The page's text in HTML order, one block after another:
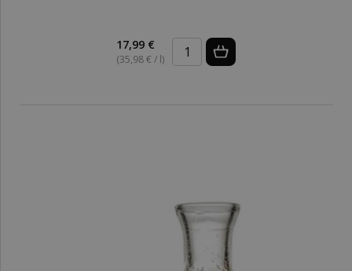
17,99 €
(35,98 € / l)